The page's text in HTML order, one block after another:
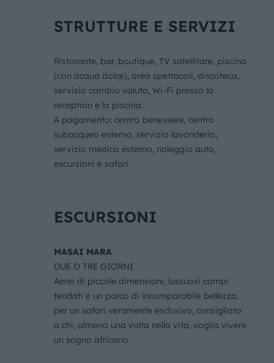
STRUTTURE E SERVIZI
Ristorante, bar, boutique, TV satellitare, piscina
(con acqua dolce), area spettacoli, discoteca,
servizio cambio valuta, Wi-Fi presso la
reception e la piscina.
A pagamento: centro benessere, centro
subacqueo esterno, servizio lavanderia,
servizio medico esterno, noleggio auto,
escursioni e safari.
ESCURSIONI
MASAI MARA
DUE O TRE GIORNI
Aerei di piccole dimensioni, lussuosi campi
tendati e un parco di incomparabile bellezza,
per un safari veramente esclusivo, consigliato
a chi, almeno una volta nella vita, voglia vivere
un sogno africano.